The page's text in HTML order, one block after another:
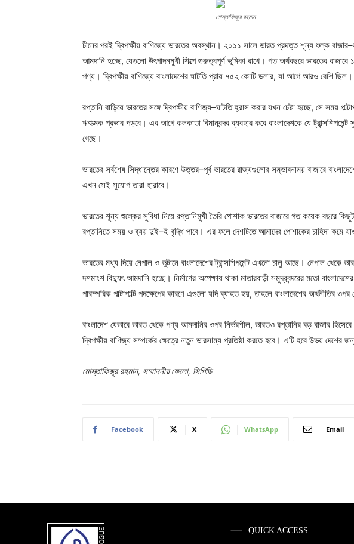
মোস্তাফিজুর রহমান
চীনের পরই দ্বিপক্ষীয় বাণিজ্যে ভারতের অবস্থান। ২০১১ সালে ভারত প্রদত্ত শূন্য শুল্ক
আমদানি হচ্ছে, যেগুলো উৎপাদনমুখী শিল্পে গুরুত্বপূর্ণ ভূমিকা রাখে। গত অর্থবছরে ভারতের
পণ্য। দ্বিপক্ষীয় বাণিজ্যে বাংলাদেশের ঘাটতি প্রায় ৭৫২ কোটি ডলার, যা আগে আরও বেশি ছিল।
রপ্তানি বাড়িয়ে ভারতের সঙ্গে দ্বিপক্ষীয় বাণিজ্য–ঘাটতি হ্রাস করার যখন চেষ্টা হচ্ছে, সে সময়
ঋণাত্মক প্রভাব পড়বে। এর আগে কলকাতা বিমানবন্দর ব্যবহার করে বাংলাদেশকে যে
গেছে।
ভারতের সর্বশেষ সিদ্ধান্তের কারণে উত্তর–পূর্ব ভারতের রাজ্যগুলোর সম্ভাবনাময় বাজারে
এখন সেই সুযোগ তারা হারাবে।
ভারতের শূন্য শুল্কের সুবিধা নিয়ে রপ্তানিমুখী তৈরি পোশাক ভারতের বাজারে গত কয়েক বছরে
রপ্তানিতে সময় ও ব্যয় দুই–ই বৃদ্ধি পাবে। এর ফলে দেশটিতে আমাদের পোশাকের চাহিদা কমে
ভারতের মধ্য দিয়ে নেপাল ও ভুটানে বাংলাদেশের ট্রান্সশিপমেন্ট এখনো চালু আছে। নেপাল থেকে
দশমাংশ বিদ্যুৎ আমদানি হচ্ছে। নির্মাণের অপেক্ষায় থাকা মাতারবাড়ী সমুদ্রবন্দরের মতো
পারস্পরিক পাল্টাপাল্টি পদক্ষেপের কারণে এগুলো যদি ব্যাহত হয়, তাহলে বাংলাদেশের অর্থনীতির
বাংলাদেশ যেভাবে ভারত থেকে পণ্য আমদানির ওপর নির্ভরশীল, ভারতও রপ্তানির বড় বাজার
দ্বিপক্ষীয় বাণিজ্য সম্পর্কের ক্ষেত্রে নতুন ভারসাম্য প্রতিষ্ঠা করতে হবে। এটি হবে উভয় দেশের
মোস্তাফিজুর রহমান, সম্মাননীয় ফেলো, সিপিডি
Facebook X WhatsApp Email
QUICK ACCESS